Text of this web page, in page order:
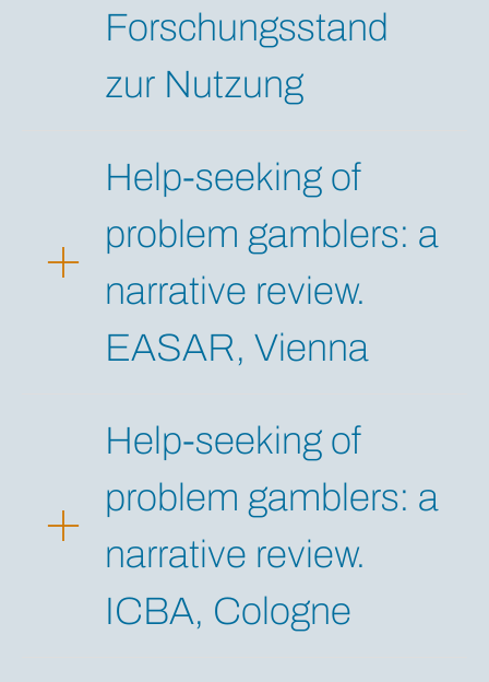
Forschungsstand
zur Nutzung
Help-seeking of
problem gamblers: a
narrative review.
EASAR, Vienna
Help-seeking of
problem gamblers: a
narrative review.
ICBA, Cologne